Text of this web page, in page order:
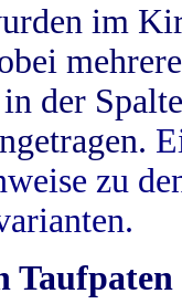
im
der
zu
Taufpaten